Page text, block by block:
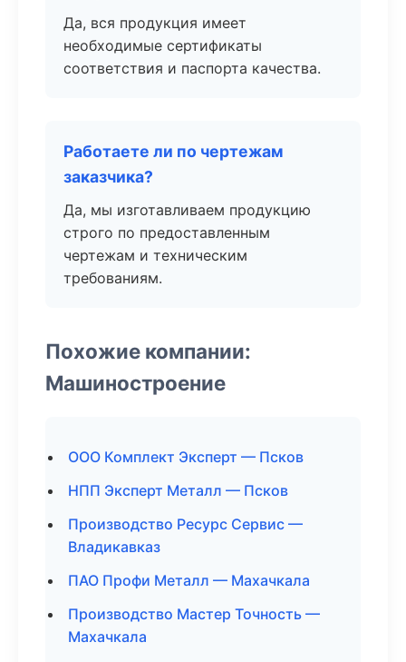
Да, вся продукция имеет
необходимые сертификаты
соответствия и паспорта качества.
Работаете ли по чертежам
заказчика?
Да, мы изготавливаем продукцию
строго по предоставленным
чертежам и техническим
требованиям.
Похожие компании:
Машиностроение
ООО Комплект Эксперт — Псков
НПП Эксперт Металл — Псков
Производство Ресурс Сервис —
Владикавказ
ПАО Профи Металл — Махачкала
Производство Мастер Точность —
Махачкала